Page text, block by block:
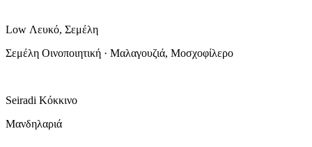
Low Λευκό, Σεμέλη
Σεμέλη Οινοποιητική · Μαλαγουζιά, Μοσχοφίλερο
Seiradi Κόκκινο
Μανδηλαριά